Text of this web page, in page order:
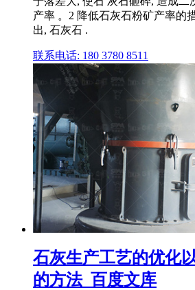
产率 。2 降低石灰石粉矿产率的
出, 石灰石 .
联系电话: 180 3780 8511
石灰生产工艺的优化
的方法_百度文库